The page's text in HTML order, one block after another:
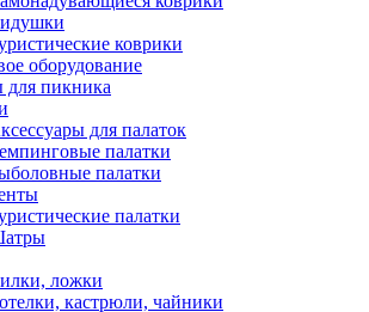
коврики
оборудование
пикника
для палаток
палатки
палатки
палатки
ложки
кастрюли, чайники